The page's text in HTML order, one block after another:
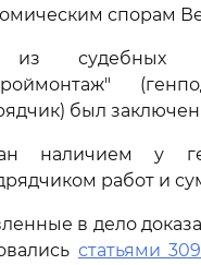
спорам
судебных
был заключен
наличием у
работ и
в дело
статьями 309